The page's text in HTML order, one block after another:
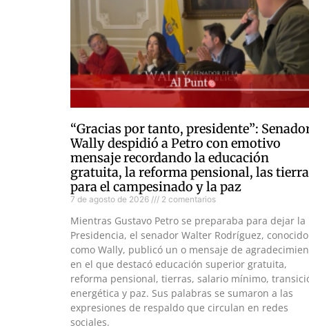
“Gracias por tanto, presidente”:
Wally despidió a Petro con emotivo
mensaje recordando la educación
gratuita, la reforma pensional, las
para el campesinado y la paz
7 de agosto de 2026 2 comentarios
Mientras Gustavo Petro se preparaba para dejar la
Presidencia, el senador Walter Rodríguez, conocido
como Wally, publicó un o mensaje de
en el que destacó educación superior gratuita,
reforma pensional, tierras, salario mínimo,
energética y paz. Sus palabras se sumaron a las
expresiones de respaldo que circulan en redes
sociales.